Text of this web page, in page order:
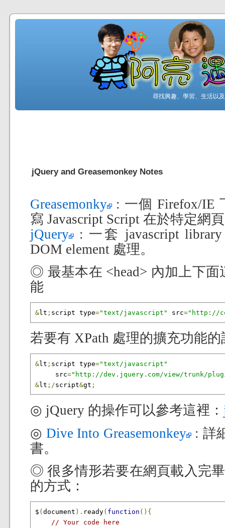
尋找興趣、學習、生活以
jQuery and Greasemonkey Notes
Greasemonky
: 一個 Firefox/IE
寫 Javascript Script 在於特定網
jQuery
: 一套 javascript
DOM element 處理。
◎ 最基本在 <head> 內加上下面
能
&lt ; script type="text/javascript" src="http://
若要有 XPath 處理的擴充功能
&lt ; script type="text/javascript"
     src
="http://dev.jquery.com/view/trunk/
&lt ;/script&gt ;
◎ jQuery 的操作可以參考這裡：
◎ Dive Into Greasemonkey : 詳
書。
◎ 很多情形若要在網頁載入完
的方式：
$ (document ). ready( function (){
// Your code here